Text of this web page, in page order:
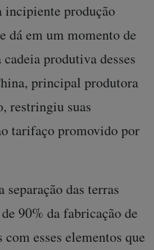
incipiente produção
dá em um momento de
produtiva desses
principal produtora
restringiu suas
tarifaço promovido por
das terras
90% da fabricação de
esses elementos que